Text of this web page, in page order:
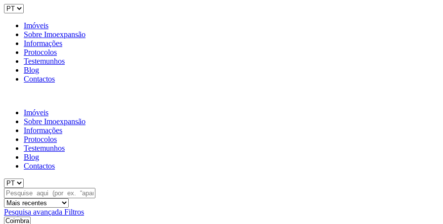
Imóveis
Sobre Imoexpansão
Informações
Protocolos
Testemunhos
Blog
Contactos
Imóveis
Sobre Imoexpansão
Informações
Protocolos
Testemunhos
Blog
Contactos
Pesquisa avançada Filtros